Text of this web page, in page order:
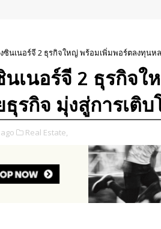
ซินเนอร์จี 2 ธุรกิจใหญ่ พร้อมเพิ่มพอร์ตลงทุนห
นเนอร์จี 2 ธุรกิจ
รกิจ มุ่งสู่การเติบ
Real Estate,